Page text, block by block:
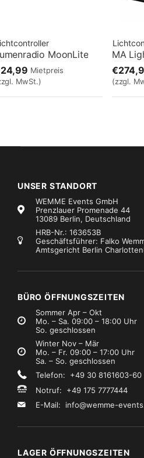
MoonLite
Mietpreis
MwSt.)
(zzgl.
Marke: MA Lighting
MwSt.)
(zzgl.
UNSER STANDORT
WEMME Events GmbH
Prenzlauer Promenade 44
13089 Berlin, Deutschland
HRB-Nr.: 163653B
Geschäftsführer: Falko
Amtsgericht Berlin
BÜRO ÖFFNUNGSZEITEN
Sommer Apr – Okt
Mo. – Sa. 09:00 – 18:00 Uhr
So. geschlossen
Winter Nov – Mär
Mo. – Fr. 09:00 – 17:00 Uhr
Sa. – So. geschlossen
Telefon: +49 30 8161603-60
Notruf: +49 175 7777444
E-Mail: info@wemme-
LAGER ÖFFNUNGSZEITEN